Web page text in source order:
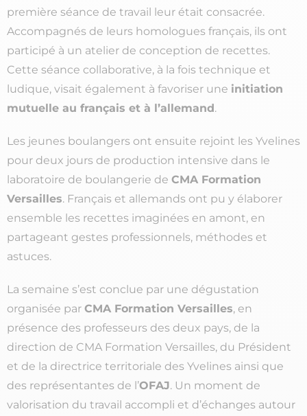
première séance de travail leur était consacrée.
Accompagnés de leurs homologues français, ils ont
participé à un atelier de conception de recettes.
Cette séance collaborative, à la fois technique et
ludique, visait également à favoriser une initiation
mutuelle au français et à l’allemand.
Les jeunes boulangers ont ensuite rejoint les Yvelines
pour deux jours de production intensive dans le
laboratoire de boulangerie de CMA Formation
Versailles. Français et allemands ont pu y élaborer
ensemble les recettes imaginées en amont, en
partageant gestes professionnels, méthodes et
astuces.
La semaine s’est conclue par une dégustation
organisée par CMA Formation Versailles, en
présence des professeurs des deux pays, de la
direction de CMA Formation Versailles, du Président
et de la directrice territoriale des Yvelines ainsi que
des représentantes de l’OFAJ. Un moment de
valorisation du travail accompli et d’échanges autour